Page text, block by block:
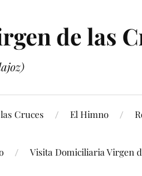
de las
Cruces El Himno
Visita Domiciliaria Virgen